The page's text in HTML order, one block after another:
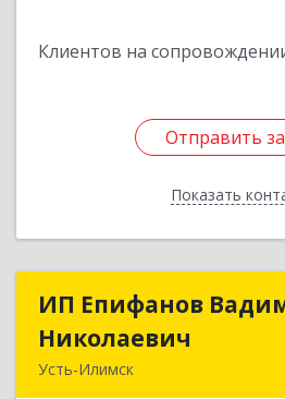
Клиентов на
Отправить
Показать
Отправить
Назад
ИП Епифанов
Николаевич
Усть-Илимск
ИП